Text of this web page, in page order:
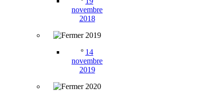
novembre
2018
2019
º 14
novembre
2019
2020